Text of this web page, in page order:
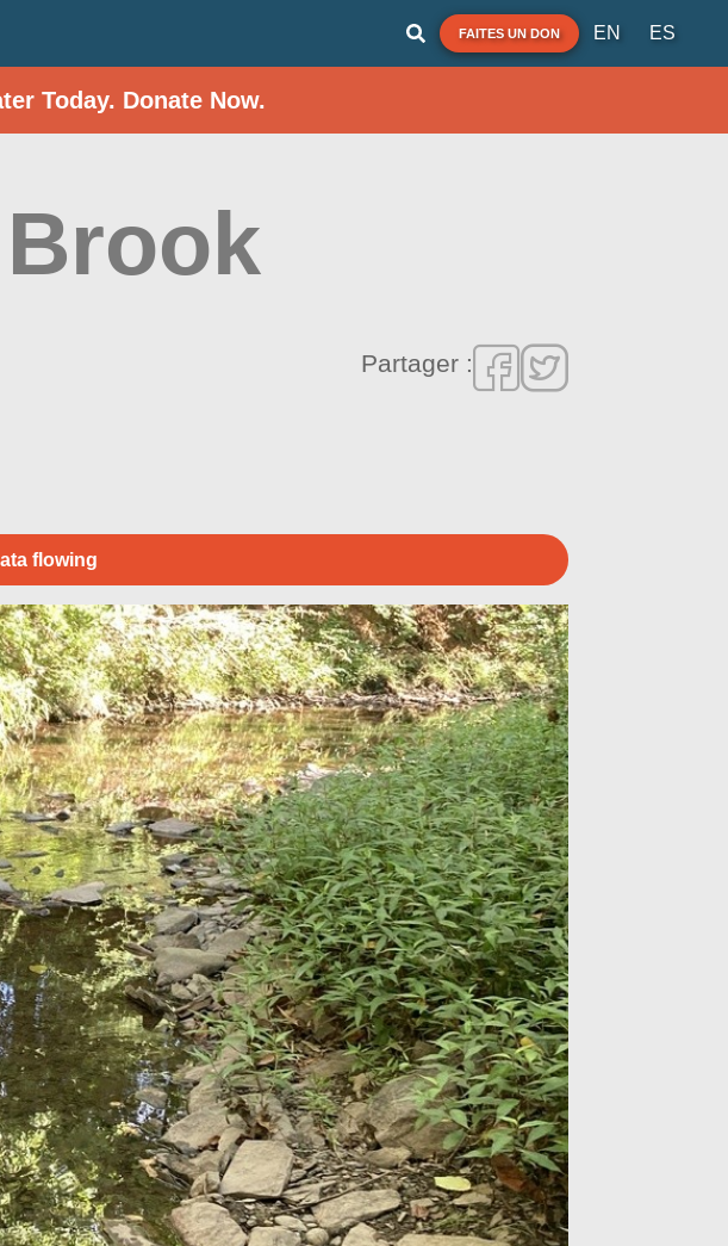
FAITES UN DON EN ES
Today. Donate Now.
Partager :
flowing